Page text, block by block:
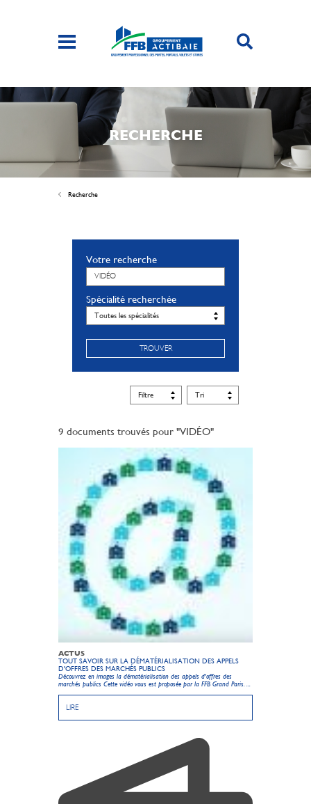
RECHERCHE
Recherche
Votre recherche
Spécialité recherchée
TROUVER
9 documents trouvés pour "VIDÉO"
ACTUS
TOUT SAVOIR SUR LA DÉMATÉRIALISATION DES APPELS
D'OFFRES DES MARCHÉS PUBLICS
Découvrez en images la dématérialisation des appels d'offres des
marchés publics Cette vidéo vous est proposée par la FFB Grand Paris. ...
LIRE